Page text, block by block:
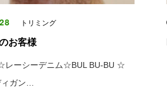
トリミング
お客様
レーシーデニム☆BUL BU-BU ☆
ガン…